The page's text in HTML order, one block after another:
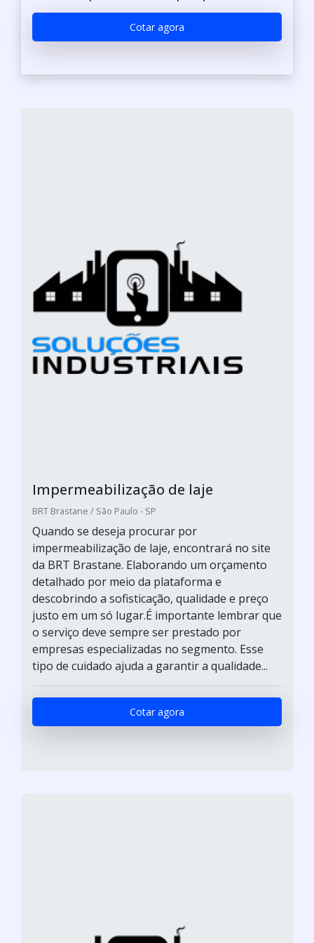
Cotar agora
Impermeabilização de laje
BRT Brastane / São Paulo - SP
Quando se deseja procurar por
impermeabilização de laje, encontrará no site
da BRT Brastane. Elaborando um orçamento
detalhado por meio da plataforma e
descobrindo a sofisticação, qualidade e preço
justo em um só lugar.É importante lembrar que
o serviço deve sempre ser prestado por
empresas especializadas no segmento. Esse
tipo de cuidado ajuda a garantir a qualidade...
Cotar agora